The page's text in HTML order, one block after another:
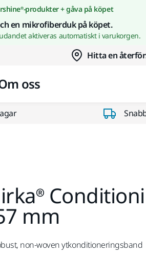
produkter + gåva på köpet
en mikrofiberduk på köpet.
aktiveras automatiskt i varukorgen.
Hitta en
oss
mm
non-woven ytkonditioneringsband